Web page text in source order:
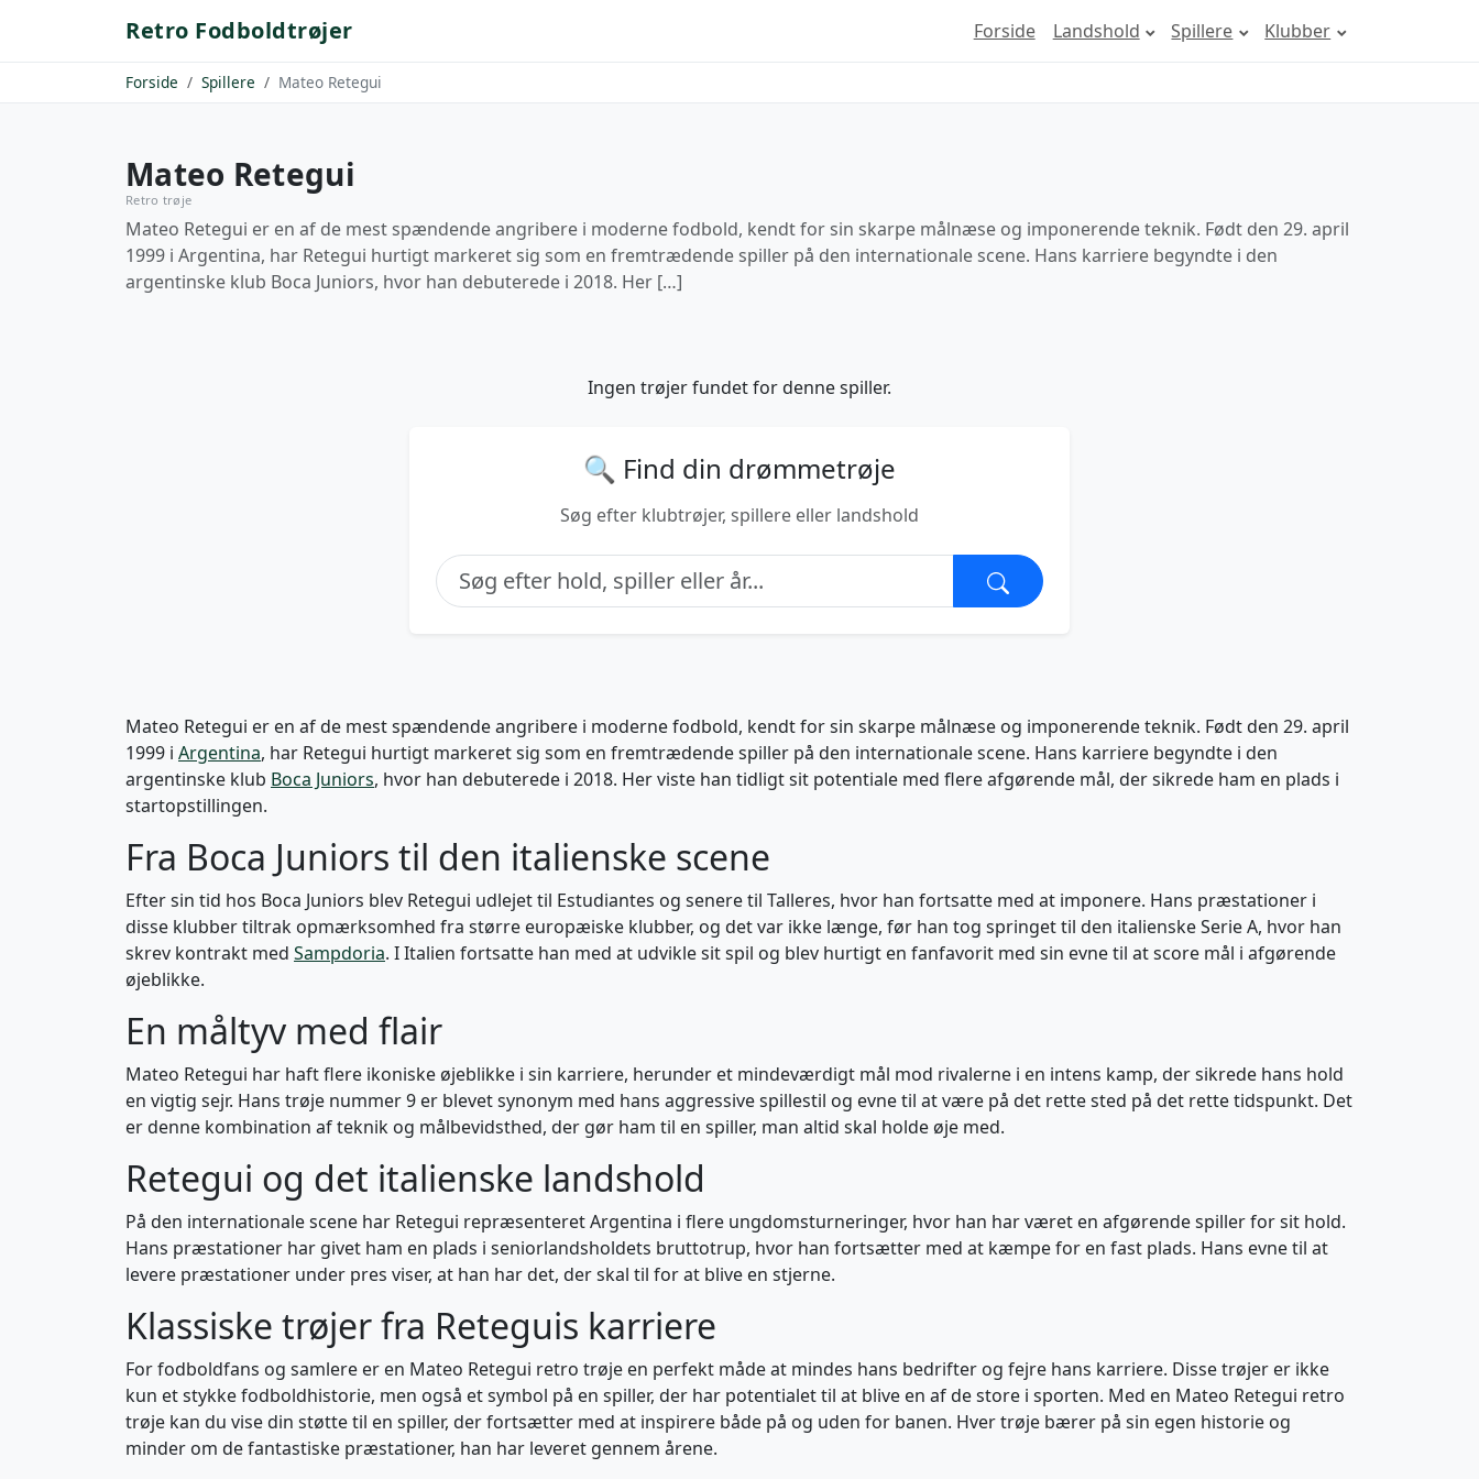
Retro Fodboldtrøjer Forside Landshold Spillere Klubber
Forside Spillere Mateo Retegui
Mateo Retegui
Retro trøje
Mateo Retegui er en af de mest spændende angribere i moderne fodbold, kendt for sin skarpe målnæse og imponerende teknik. Født den 29. april
1999 i Argentina, har Retegui hurtigt markeret sig som en fremtrædende spiller på den internationale scene. Hans karriere begyndte i den
argentinske klub Boca Juniors, hvor han debuterede i 2018. Her […]
Ingen trøjer fundet for denne spiller.
🔍 Find din drømmetrøje
Søg efter klubtrøjer, spillere eller landshold
Mateo Retegui er en af de mest spændende angribere i moderne fodbold, kendt for sin skarpe målnæse og imponerende teknik. Født den 29. april
1999 i Argentina, har Retegui hurtigt markeret sig som en fremtrædende spiller på den internationale scene. Hans karriere begyndte i den
argentinske klub Boca Juniors, hvor han debuterede i 2018. Her viste han tidligt sit potentiale med flere afgørende mål, der sikrede ham en plads i
startopstillingen.
Fra Boca Juniors til den italienske scene
Efter sin tid hos Boca Juniors blev Retegui udlejet til Estudiantes og senere til Talleres, hvor han fortsatte med at imponere. Hans præstationer i
disse klubber tiltrak opmærksomhed fra større europæiske klubber, og det var ikke længe, før han tog springet til den italienske Serie A, hvor han
skrev kontrakt med Sampdoria. I Italien fortsatte han med at udvikle sit spil og blev hurtigt en fanfavorit med sin evne til at score mål i afgørende
øjeblikke.
En måltyv med flair
Mateo Retegui har haft flere ikoniske øjeblikke i sin karriere, herunder et mindeværdigt mål mod rivalerne i en intens kamp, der sikrede hans hold
en vigtig sejr. Hans trøje nummer 9 er blevet synonym med hans aggressive spillestil og evne til at være på det rette sted på det rette tidspunkt. Det
er denne kombination af teknik og målbevidsthed, der gør ham til en spiller, man altid skal holde øje med.
Retegui og det italienske landshold
På den internationale scene har Retegui repræsenteret Argentina i flere ungdomsturneringer, hvor han har været en afgørende spiller for sit hold.
Hans præstationer har givet ham en plads i seniorlandsholdets bruttotrup, hvor han fortsætter med at kæmpe for en fast plads. Hans evne til at
levere præstationer under pres viser, at han har det, der skal til for at blive en stjerne.
Klassiske trøjer fra Reteguis karriere
For fodboldfans og samlere er en Mateo Retegui retro trøje en perfekt måde at mindes hans bedrifter og fejre hans karriere. Disse trøjer er ikke
kun et stykke fodboldhistorie, men også et symbol på en spiller, der har potentialet til at blive en af de store i sporten. Med en Mateo Retegui retro
trøje kan du vise din støtte til en spiller, der fortsætter med at inspirere både på og uden for banen. Hver trøje bærer på sin egen historie og
minder om de fantastiske præstationer, han har leveret gennem årene.